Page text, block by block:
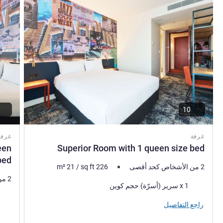
غرفة
Superior Room with 1 queen size bed
10
2 من الأشخاص كحد أقصى m²21 /sq ft 226
فرش السرير
1 x سرير (أسرّة) حجم كوين
راجع التفاصيل
2 من الأشخاص كحد أقصى